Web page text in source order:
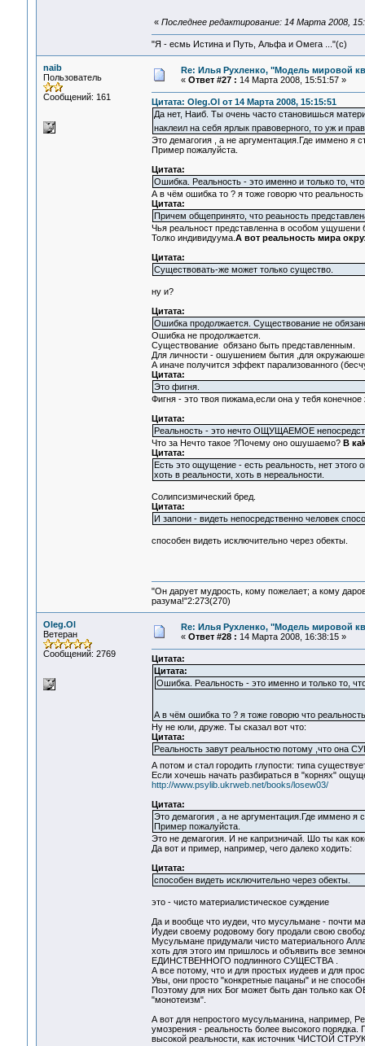
« Последнее редактирование: 14 Марта 2008,
"Я - есмь Истина и Путь, Альфа и Омега ..."(с)
naib
Пользователь
Сообщений: 161
Re: Илья Рухленко, "Модель мировой
« Ответ #27 : 14 Марта 2008, 15:51:57 »
Цитата: Oleg.Ol от 14 Марта 2008, 15:15:51
Да нет, Наиб. Ты очень часто становишься
наклеил на себя ярлык правоверного, то уж и
Это демагогия , а не аргументация.Где иммено я
Пример пожалуйста.
Цитата:
Ошибка. Реальность - это именно и только то,
А в чём ошибка то ? я тоже говорю что реальность
Цитата:
Причем общепринято, что реаьность
Чья реальност представленна в особом ущушени
Толко индивидуума. А вот реальность мира
Цитата:
Существовать-же может только существо.
ну и?
Цитата:
Ошибка продолжается. Существование не
Ошибка не продолжается.
Существование обязано быть представленным.
Для личности - ошушением бытия ,для
А иначе получится эффект парализованного
Цитата:
Это фигня.
Фигня - это твоя пижама,если она у тебя конечное
Цитата:
Реальность - это нечто ОЩУЩАЕМОЕ
Что за Нечто такое ?Почему оно ошушаемо? В
Цитата:
Есть это ощущение - есть реальность, нет
хоть в реальности, хоть в нереальности.
Солипсизмический бред.
Цитата:
И запони - видеть непосредственно человек
способен видеть исключительно через обекты.
"Он дарует мудрость, кому пожелает; а кому
разума!"2:273(270)
Oleg.Ol
Ветеран
Сообщений: 2769
Re: Илья Рухленко, "Модель мировой
« Ответ #28 : 14 Марта 2008, 16:38:15 »
Цитата:
Цитата:
Ошибка. Реальность - это именно и только то,
А в чём ошибка то ? я тоже говорю что
Ну не юли, друже. Ты сказал вот что:
Цитата:
Реальность завут реальностю потому ,что она
А потом и стал городить глупости: типа
Если хочешь начать разбираться в "корнях"
http://www.psylib.ukrweb.net/books/losew03/
Цитата:
Это демагогия , а не аргументация.Где иммено я
Пример пожалуйста.
Это не демагогия. И не капризничай. Шо ты как
Да вот и пример, например, чего далеко ходить:
Цитата:
способен видеть исключительно через обекты.
это - чисто материалистическое суждение
Да и вообще что иудеи, что мусульмане - почти
Иудеи своему родовому богу продали свою
Мусульмане придумали чисто материального
хоть для этого им пришлось и объявить все
ЕДИНСТВЕННОГО подлинного СУЩЕСТВА .
А все потому, что и для простых иудеев и для
Увы, они просто "конкретные пацаны" и не
Поэтому для них Бог может быть дан только как
"монотеизм".
А вот для непростого мусульманина, например,
умозрения - реальность более высокого
высокой реальности, как источник ЧИСТОЙ